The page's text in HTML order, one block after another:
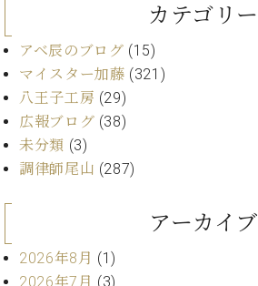
フ
マ
ン
プ
フ
ェ
ナ
ル
問
合
わ
せ
八
王
カテゴリー
アベ辰のブログ (15)
マイスター加藤 (321)
八王子工房 (29)
広報ブログ (38)
未分類 (3)
調律師尾山 (287)
アーカイブ
2026年8月 (1)
2026年7月 (3)